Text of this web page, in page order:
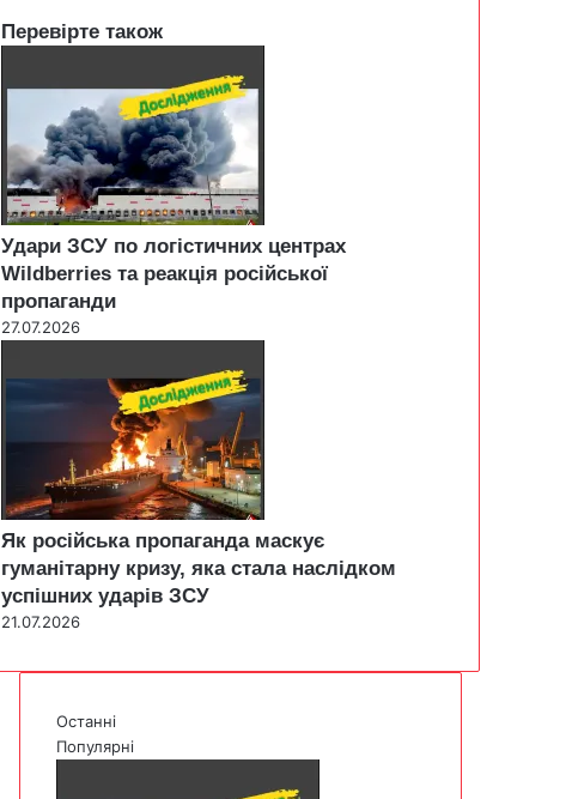
Перевірте також
Удари ЗСУ по логістичних центрах
Wildberries та реакція російської
пропаганди
27.07.2026
Як російська пропаганда маскує
гуманітарну кризу, яка стала наслідком
успішних ударів ЗСУ
21.07.2026
Останні
Популярні